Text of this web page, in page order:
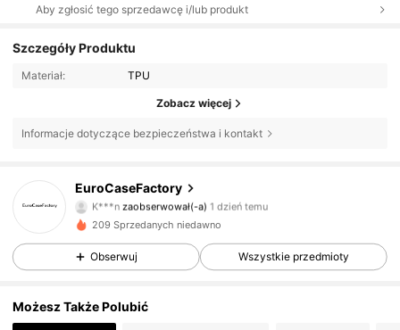
Aby zgłosić tego sprzedawcę i/lub produkt
Szczegóły Produktu
Materiał: TPU
Zobacz więcej
Informacje dotyczące bezpieczeństwa i kontakt
EuroCaseFactory
4,68
1 Obserwujący
K***n zaobserwował(-a) 1 dzień temu
4,68
1 Obserwujący
209 Sprzedanych niedawno
Obserwuj Wszystkie przedmioty
Możesz Także Polubić